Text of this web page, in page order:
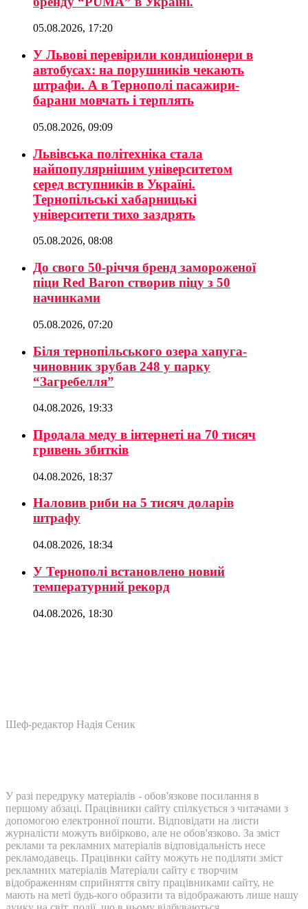
05.08.2026, 17:20
У Львові перевірили кондиціонери в
автобусах: на порушників чекають
штрафи. А в Тернополі пасажири-
барани мовчать і терплять
05.08.2026, 09:09
Львівська політехніка стала
найпопулярнішим університетом
серед вступників в Україні.
Тернопільські хабарницькі
університети тихо заздрять
05.08.2026, 08:08
До свого 50-річчя бренд замороженої
піци Red Baron створив піцу з 50
начинками
05.08.2026, 07:20
Біля тернопільського озера хапуга-
чиновник зрубав 248 у парку
“Загребелля”
04.08.2026, 19:33
Продала меду в інтернеті на 70 тисяч
гривень збитків
04.08.2026, 18:37
Наловив риби на 5 тисяч доларів
штрафу
04.08.2026, 18:34
У Тернополі встановлено новий
температурний рекорд
04.08.2026, 18:30
Шеф-редактор Надія Сеник
У разі передруку матеріалів - обов'язкове посилання в
першому абзаці. Працівники сайту спілкується з читачами з
допомогою електронної пошти. Відповідати на листи
журналісти можуть вибірково, але не обов'язково. За зміст
реклами та рекламних матеріалів відповідальність несе
рекламодавець. Працівнки сайту можуть не поділяти зміст
рекламних матеріалів Матеріали сайту є творчим
відображенням сприйняття світу працівниками сайту, не
мають на меті будь-кого образити та відображають лише нашу